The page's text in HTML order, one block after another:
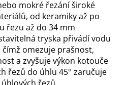
mokré řezání široké
od keramiky až po
řezu až do 34 mm
tryska přivádí vodu
omezuje prašnost,
a zvyšuje výkon kotouče
řezů do úhlu 45° zaručuje